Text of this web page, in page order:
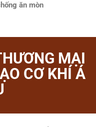
ăn mòn
MẠI
CƠ KHÍ Á